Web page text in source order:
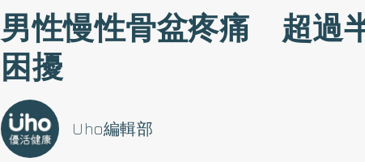
男性慢性骨盆疼痛 超過
困擾
Uho編輯部